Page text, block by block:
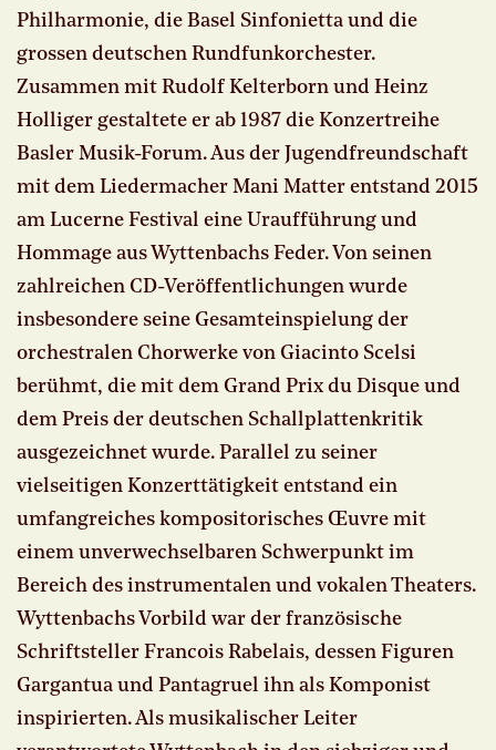
Philharmonie, die Basel Sinfonietta und die
grossen deutschen Rundfunkorchester.
Zusammen mit Rudolf Kelterborn und Heinz
Holliger gestaltete er ab 1987 die Konzertreihe
Basler Musik-Forum. Aus der Jugendfreundschaft
mit dem Liedermacher Mani Matter entstand 2015
am Lucerne Festival eine Uraufführung und
Hommage aus Wyttenbachs Feder. Von seinen
zahlreichen CD-Veröffentlichungen wurde
insbesondere seine Gesamteinspielung der
orchestralen Chorwerke von Giacinto Scelsi
berühmt, die mit dem Grand Prix du Disque und
dem Preis der deutschen Schallplattenkritik
ausgezeichnet wurde. Parallel zu seiner
vielseitigen Konzerttätigkeit entstand ein
umfangreiches kompositorisches Œuvre mit
einem unverwechselbaren Schwerpunkt im
Bereich des instrumentalen und vokalen Theaters.
Wyttenbachs Vorbild war der französische
Schriftsteller Francois Rabelais, dessen Figuren
Gargantua und Pantagruel ihn als Komponist
inspirierten. Als musikalischer Leiter